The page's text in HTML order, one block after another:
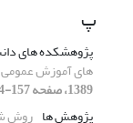
پ
پژوهشکده های
های آموزش عمومی
1389، صفحه 157-184]
پژوهش ها روش